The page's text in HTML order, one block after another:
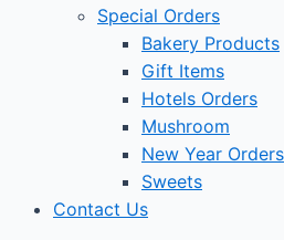
Special Orders
Bakery Products
Gift Items
Hotels Orders
Mushroom
New Year Orders
Sweets
Contact Us